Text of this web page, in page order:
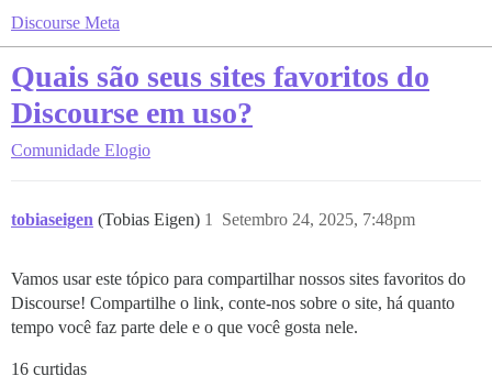
Discourse Meta
Quais são seus sites favoritos do
Discourse em uso?
Comunidade Elogio
tobiaseigen (Tobias Eigen) Setembro 24, 2025, 7:48pm
1
Vamos usar este tópico para compartilhar nossos sites favoritos do
Discourse! Compartilhe o link, conte-nos sobre o site, há quanto
tempo você faz parte dele e o que você gosta nele.
16 curtidas